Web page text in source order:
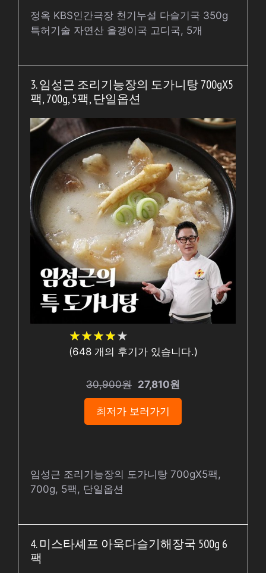
정옥 KBS인간극장 천기누설 다슬기국 350g
특허기술 자연산 올갱이국 고디국, 5개
3. 임성근 조리기능장의 도가니탕 700gX5
팩, 700g, 5팩, 단일옵션
★★★★★
★★★★★
(648개의 후기가 있습니다.)
30,900원 27,810원
최저가 보러가기
임성근 조리기능장의 도가니탕 700gX5팩,
700g, 5팩, 단일옵션
4. 미스타셰프 아욱다슬기해장국 500g 6
팩